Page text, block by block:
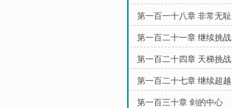
第一百一十八章 非常无耻
第一百二十一章 继续挑战
第一百二十四章 天梯挑战
第一百二十七章 继续超越
第一百三十章 剑的中心